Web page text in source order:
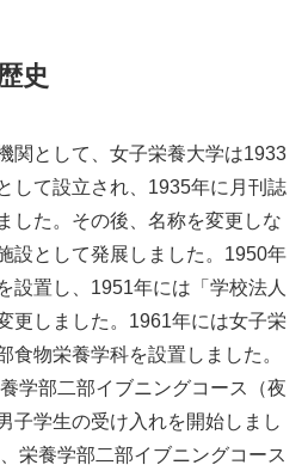
史
関として、女子栄養大学は1933
して設立され、1935年に月刊誌
した。その後、名称を変更しな
設として発展しました。1950年
設置し、1951年には「学校法人
更しました。1961年には女子栄
食物栄養学科を設置しました。
学部二部イブニングコース（夜
子学生の受け入れを開始しまし
栄養学部二部イブニングコース